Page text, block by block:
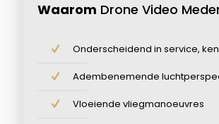
Waarom Drone Video
Onderscheidend in service,
Adembenemende
Vloeiende vliegmanoeuvres